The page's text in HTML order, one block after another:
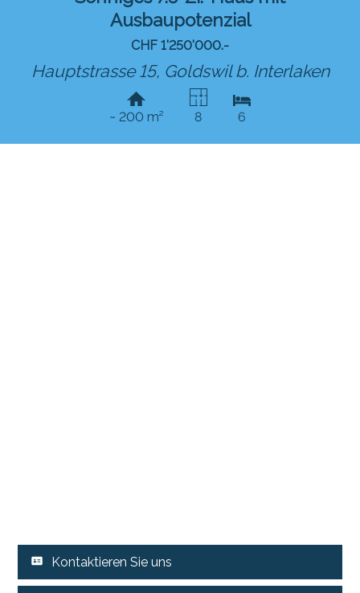
Ausbaupotenzial
CHF 1'250'000.-
Hauptstrasse 15, Goldswil b. Interlaken
~ 200 m² 8 6
Kontaktieren Sie uns